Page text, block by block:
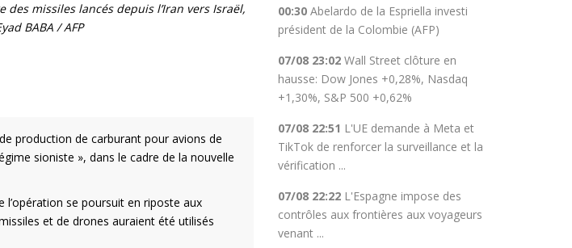
missiles lancés depuis l’Iran vers Israël,
BABA / AFP
production de carburant pour avions de
sioniste », dans le cadre de la nouvelle
l’opération se poursuit en riposte aux
et de drones auraient été utilisés
00:30 Abelardo de la Espriella investi
président de la Colombie (AFP)
07/08 23:02 Wall Street clôture en
hausse: Dow Jones +0,28%, Nasdaq
+1,30%, S&P 500 +0,62%
07/08 22:51 L'UE demande à Meta et
TikTok de renforcer la surveillance et la
vérification ...
07/08 22:22 L'Espagne impose des
contrôles aux frontières aux voyageurs
venant ...